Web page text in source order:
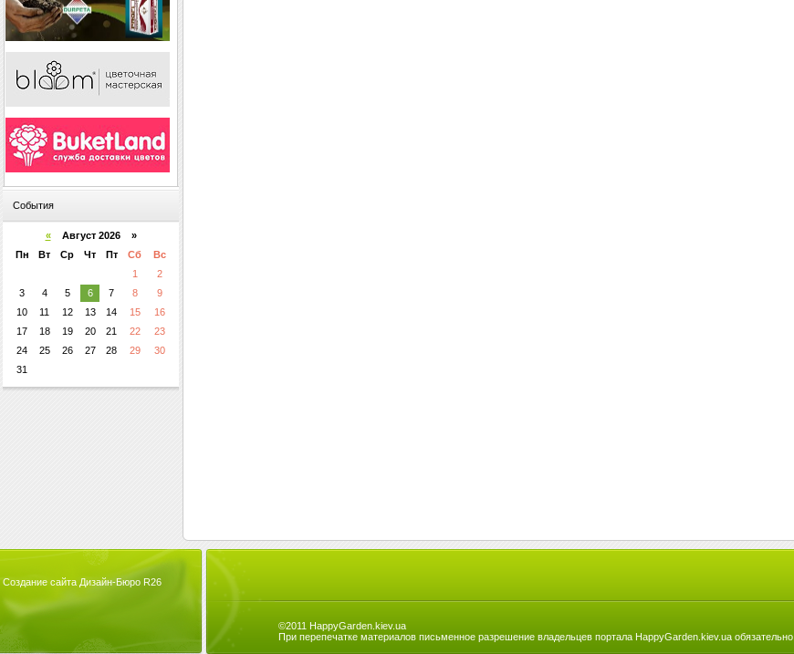
События
«Август 2026 »
Пн
Вт Ср Чт Пт Сб
Вс
1
2
3
4 5 6 7 8
9
10
11 12 13 14 15
16
17
18 19 20 21 22
23
24
25 26 27 28 29
30
31
Создание сайта Дизайн-Бюро R26
©2011 HappyGarden.kiev.ua
При перепечатке материалов письменное разрешение владельцев портала HappyGarden.kiev.ua обязательно.